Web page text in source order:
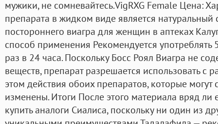
мужики, не сомневайтесь.VigRXG Female Цена:
препарата в жидком виде является натуральный
постороннего виагра для женщин в аптеках
способ применения Рекомендуется
раз в 24 часа. Поскольку Босс Роял Виагра не
веществ, препарат разрешается использовать с
этом действия обоих препаратов, которые могут
изменены. Итоги После этого материала вряд
купить аналоги Сиалиса, поскольку ни один из